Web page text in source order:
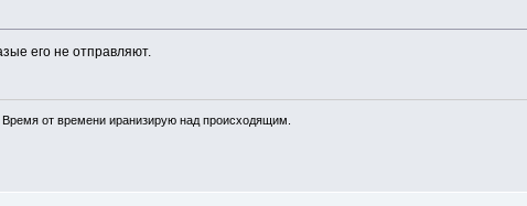
его не отправляют.
от времени иранизирую над происходящим.